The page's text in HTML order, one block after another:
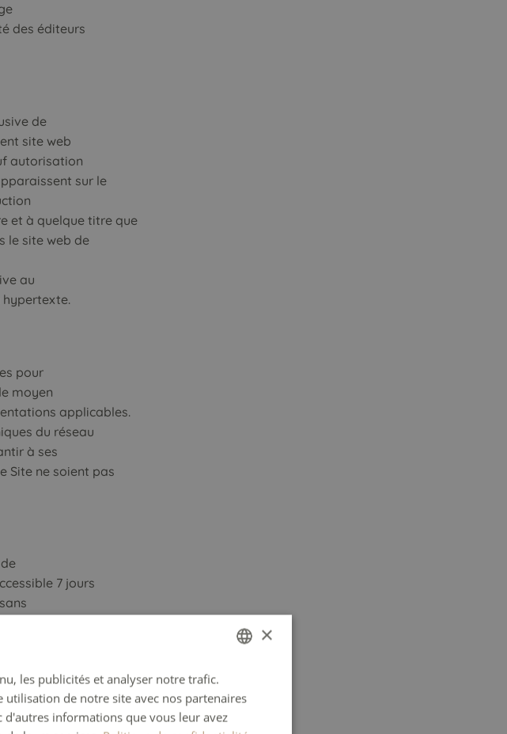
des éditeurs
de
site web
autorisation
sur le
et à quelque titre que
le site web de
au
hypertexte.
pour
moyen
applicables.
du réseau
à ses
Site ne soient pas
7 jours
L’Éditeur
découler pour
raisons techniques,
et
Site. Une
FRENCH
ENGLISH
GERMAN
×
les publicités et analyser notre trafic.
de notre site avec nos partenaires
informations que vous leur avez